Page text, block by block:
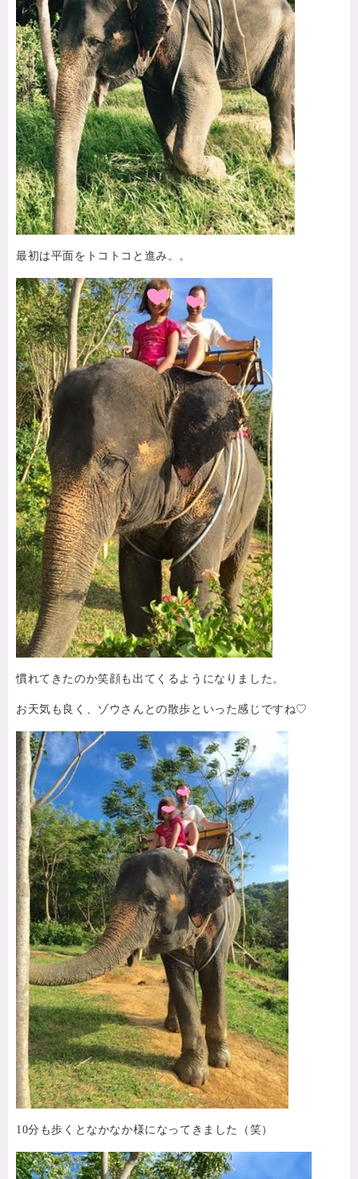
最初は平面をトコトコと進み。。
慣れてきたのか笑顔も出てくるようになりました。
お天気も良く、ゾウさんとの散歩といった感じですね♡
10分も歩くとなかなか様になってきました（笑）